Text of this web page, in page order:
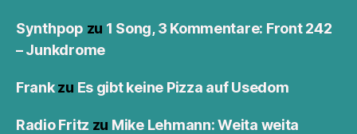
Synthpop zu 1 Song, 3 Kommentare: Front 242
– Junkdrome
Frankzu Es gibt keine Pizza auf Usedom
Radio Fritz zu Mike Lehmann: Weita weita